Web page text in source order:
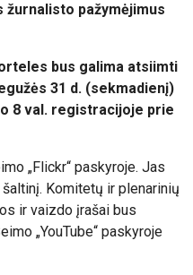
pažymėjimus
bus galima atsiimti
31 d. (sekmadienį)
8 val. registracijoje prie
„Flickr“ paskyroje. Jas
Komitetų ir plenarinių
ir vaizdo įrašai bus
„YouTube“ paskyroje